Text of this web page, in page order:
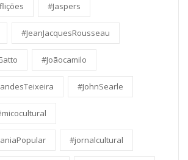
#Jaspers
#JeanJacquesRousseau
#Joãocamilo
#JohnSearle
#jornalcultural